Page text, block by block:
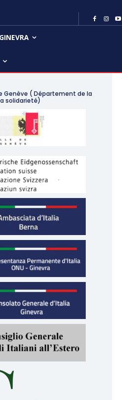
Genève ( Département de la
solidarieté)